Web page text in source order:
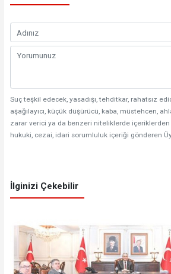
Suç teşkil edecek, yasadışı, tehditkar, rahatsız
aşağılayıcı, küçük düşürücü, kaba, müstehcen,
zarar verici ya da benzeri niteliklerde
hukuki, cezai, idari sorumluluk içeriği gönderen
İlginizi Çekebilir